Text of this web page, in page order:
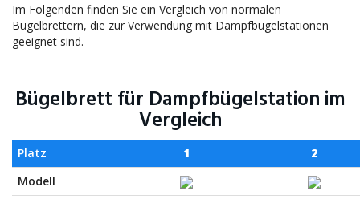
Im Folgenden finden Sie ein Vergleich von normalen
Bügelbrettern, die zur Verwendung mit Dampfbügelstationen
geeignet sind.
Bügelbrett für Dampfbügelstation im
Vergleich
Platz 1
2
Modell